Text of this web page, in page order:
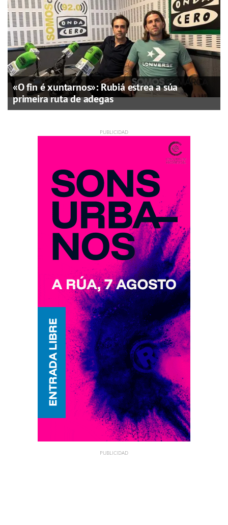
«O fin é xuntarnos»: Rubiá estrea a súa
primeira ruta de adegas